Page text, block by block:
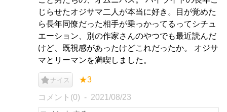
じらせたオジサマ二人が本当に好き。目が覚めた
ら長年同僚だった相手が乗っかってるってシチュ
エーション、別の作家さんのやつでも最近読んだ
けど、既視感があったけどこれだったか。 オジサ
マとリーマンを満喫しました。
ナイス ★3
コメント(0) 2021/08/23